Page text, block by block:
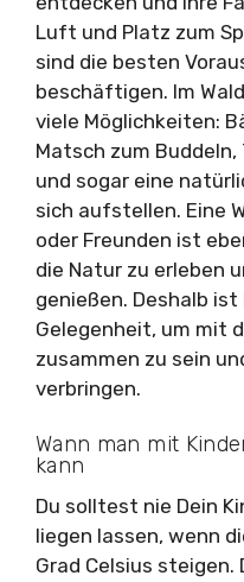
Luft und Platz zum
sind die besten
beschäftigen. Im
viele Möglichkeiten:
Matsch zum
und sogar eine
sich aufstellen. Eine
oder Freunden ist
die Natur zu erleben
genießen. Deshalb
Gelegenheit, um mit
zusammen zu sein
verbringen.
Wann man mit
kann
Du solltest nie Dein
liegen lassen, wenn
Grad Celsius